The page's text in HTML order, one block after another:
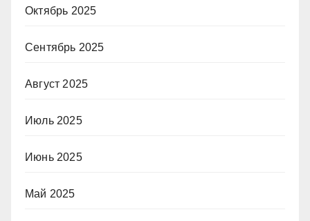
Октябрь 2025
Сентябрь 2025
Август 2025
Июль 2025
Июнь 2025
Май 2025